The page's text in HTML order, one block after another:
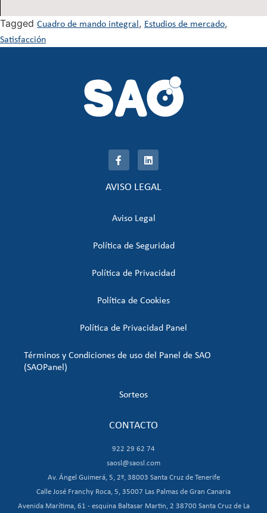
Tagged Cuadro de mando integral , Estudios de mercado,
Satisfacción
AVISO LEGAL
Aviso Legal
Política de Seguridad
Política de Privacidad
Política de Cookies
Política de Privacidad Panel
Términos y Condiciones de uso del Panel de SAO
(SAOPanel)
Sorteos
CONTACTO
922 29 62 74
saosl@saosl.com
Av. Ángel Guimerá, 5, 2º, 38003 Santa Cruz de Tenerife
Calle José Franchy Roca, 5, 35007 Las Palmas de Gran Canaria
Avenida Marítima, 61 - esquina Baltasar Martin, 2 38700 Santa Cruz de La